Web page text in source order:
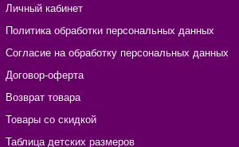
Личный кабинет
Политика обработки персональных данных
Согласие на обработку персональных данных
Договор-оферта
Возврат товара
Товары со скидкой
Таблица детских размеров